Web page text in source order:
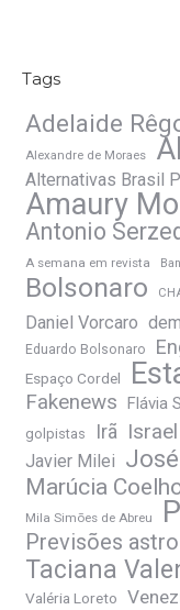
Tags
Adelaide
Alexandre de Moraes
Alternativas Brasil
Amaury
Antonio
A semana em revista
Bolsonaro
Daniel Vorcaro
Eduardo Bolsonaro
Espaço Cordel
Fakenews Flávia
golpistas Irã Israel
Javier Milei
Marúcia
Mila Simões de Abreu
Previsões
Taciana
Valéria Loreto